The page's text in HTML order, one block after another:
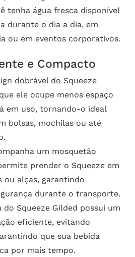
tenha água fresca disponível
durante o dia a dia, em
ou em eventos corporativos.
e Compacto
dobrável do Squeeze
ele ocupe menos espaço
em uso, tornando-o ideal
bolsas, mochilas ou até
um mosquetão
prender o Squeeze em
ou alças, garantindo
durante o transporte.
do Squeeze Gilded possui um
eficiente, evitando
que sua bebida
por mais tempo.